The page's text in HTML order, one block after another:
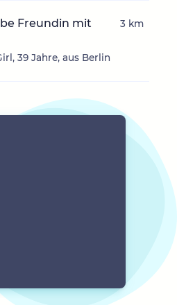
Freundin mit
39 Jahre, aus Berlin
3 km